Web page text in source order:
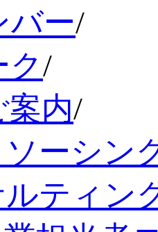
バー/
/
内/
ーシン
ルティン